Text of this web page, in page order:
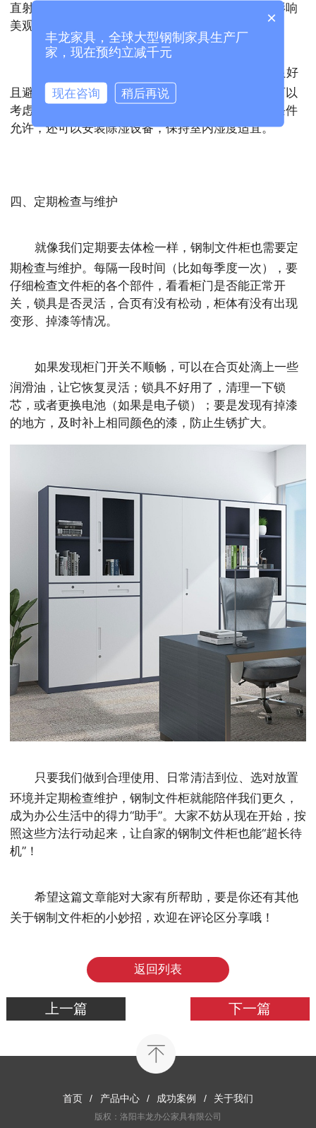
直射则可能会导致文件柜表面的漆层褪色、脱落，影响
美观和防护性能。
所以，要尽量将钢制文件柜放置在干燥、通风良好
且避免阳光直射的地方。如果办公环境比较潮湿，可以
考虑在文件柜内放置一些干燥剂，吸收潮气。要是条件
允许，还可以安装除湿设备，保持室内湿度适宜。
四、定期检查与维护
就像我们定期要去体检一样，钢制文件柜也需要定
期检查与维护。每隔一段时间（比如每季度一次），要
仔细检查文件柜的各个部件，看看柜门是否能正常开
关，锁具是否灵活，合页有没有松动，柜体有没有出现
变形、掉漆等情况。
如果发现柜门开关不顺畅，可以在合页处滴上一些
润滑油，让它恢复灵活；锁具不好用了，清理一下锁
芯，或者更换电池（如果是电子锁）；要是发现有掉漆
的地方，及时补上相同颜色的漆，防止生锈扩大。
只要我们做到合理使用、日常清洁到位、选对放置
环境并定期检查维护，钢制文件柜就能陪伴我们更久，
成为办公生活中的得力“助手”。大家不妨从现在开始，按
照这些方法行动起来，让自家的钢制文件柜也能“超长待
机”！
希望这篇文章能对大家有所帮助，要是你还有其他
关于钢制文件柜的小妙招，欢迎在评论区分享哦！
返回列表
上一篇 下一篇
首页 / 产品中心 / 成功案例 / 关于我们
版权：洛阳丰龙办公家具有限公司
×
丰龙家具，全球大型钢制家具生产厂
家，现在预约立减千元
现在咨询 稍后再说